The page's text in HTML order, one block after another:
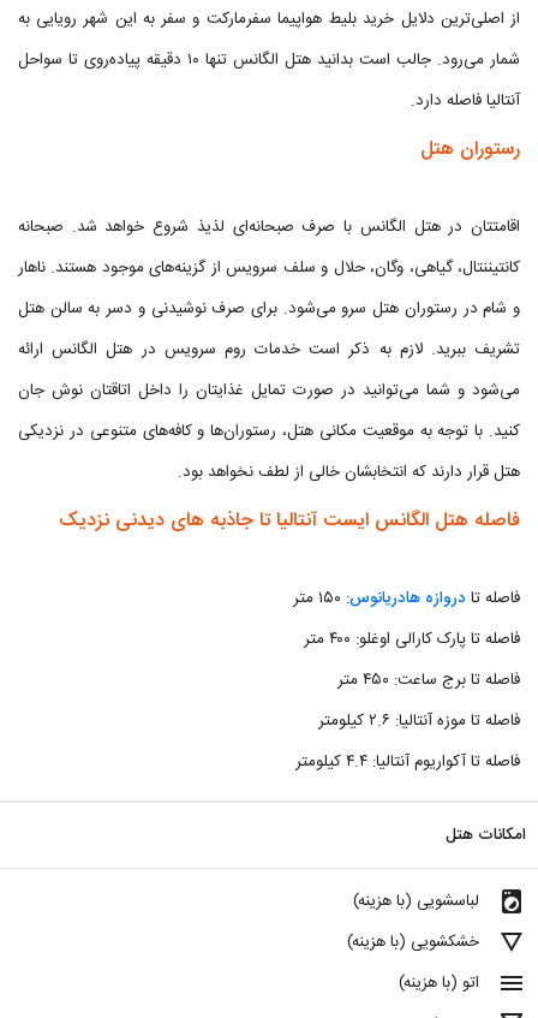
از اصلی‌ترین دلایل خرید بلیط هواپیما سفرمارکت و سفر به این شهر رویایی به
شمار می‌رود. جالب است بدانید هتل الگانس تنها ۱۰ دقیقه پیاده‌روی تا سواحل
آنتالیا فاصله دارد.
رستوران هتل
اقامتتان در هتل الگانس با صرف صبحانه‌ای لذیذ شروع خواهد شد. صبحانه
کانتیننتال، گیاهی، وگان، حلال و سلف سرویس از گزینه‌های موجود هستند. ناهار
و شام در رستوران هتل سرو می‌شود. برای صرف نوشیدنی و دسر به سالن هتل
تشریف ببرید. لازم به ذکر است خدمات روم سرویس در هتل الگانس ارائه
می‌شود و شما می‌توانید در صورت تمایل غذایتان را داخل اتاقتان نوش جان
کنید. با توجه به موقعیت مکانی هتل، رستوران‌ها و کافه‌های متنوعی در نزدیکی
هتل قرار دارند که انتخابشان خالی از لطف نخواهد بود.
فاصله هتل الگانس ایست آنتالیا تا جاذبه های دیدنی نزدیک
فاصله تادروازه هادریانوس: ۱۵۰ متر
فاصله تا پارک کارالی اوغلو: ۴۰۰ متر
فاصله تا برج ساعت: ۴۵۰ متر
فاصله تا موزه آنتالیا: ۲.۶ کیلومتر
فاصله تا آکواریوم آنتالیا: ۴.۴ کیلومتر
امکانات هتل
local_laundry_service لباسشویی (با هزینه)
details خشکشویی (با هزینه)
menu اتو (با هزینه)